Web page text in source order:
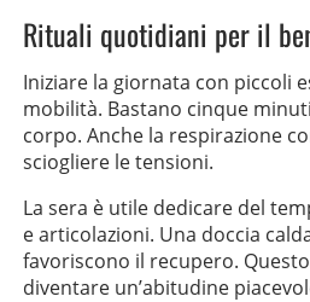
Rituali quotidiani per il
Iniziare la giornata con piccoli
mobilità. Bastano cinque
corpo. Anche la respirazione
sciogliere le tensioni.
La sera è utile dedicare del
e articolazioni. Una doccia
favoriscono il recupero.
diventare un’abitudine